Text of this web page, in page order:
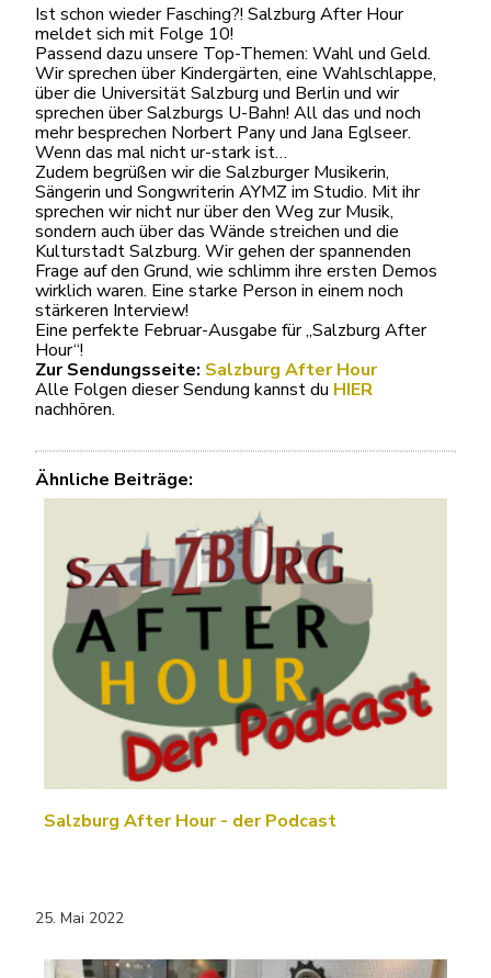
Ist schon wieder Fasching?! Salzburg After Hour
meldet sich mit Folge 10!
Passend dazu unsere Top-Themen: Wahl und Geld.
Wir sprechen über Kindergärten, eine Wahlschlappe,
über die Universität Salzburg und Berlin und wir
sprechen über Salzburgs U-Bahn! All das und noch
mehr besprechen Norbert Pany und Jana Eglseer.
Wenn das mal nicht ur-stark ist…
Zudem begrüßen wir die Salzburger Musikerin,
Sängerin und Songwriterin AYMZ im Studio. Mit ihr
sprechen wir nicht nur über den Weg zur Musik,
sondern auch über das Wände streichen und die
Kulturstadt Salzburg. Wir gehen der spannenden
Frage auf den Grund, wie schlimm ihre ersten Demos
wirklich waren. Eine starke Person in einem noch
stärkeren Interview!
Eine perfekte Februar-Ausgabe für „Salzburg After
Hour“!
Zur Sendungsseite: Salzburg After Hour
Alle Folgen dieser Sendung kannst du HIER
nachhören.
Ähnliche Beiträge:
Salzburg After Hour - der Podcast
25. Mai 2022